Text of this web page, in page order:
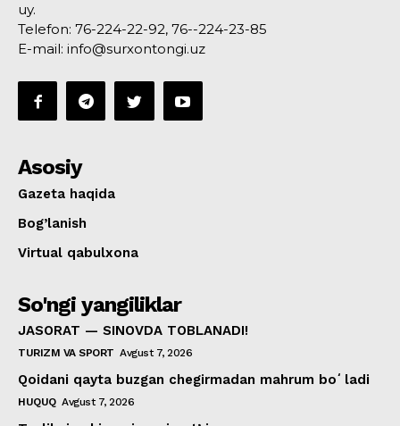
uy.
Telefon: 76-224-22-92, 76--224-23-85
E-mail: info@surxontongi.uz
Asosiy
Gazeta haqida
Bog’lanish
Virtual qabulxona
So'ngi yangiliklar
JASORAT — SINOVDA TOBLANADI!
TURIZM VA SPORT Avgust 7, 2026
Qoidani qayta buzgan chegirmadan mahrum boʻladi
HUQUQ Avgust 7, 2026